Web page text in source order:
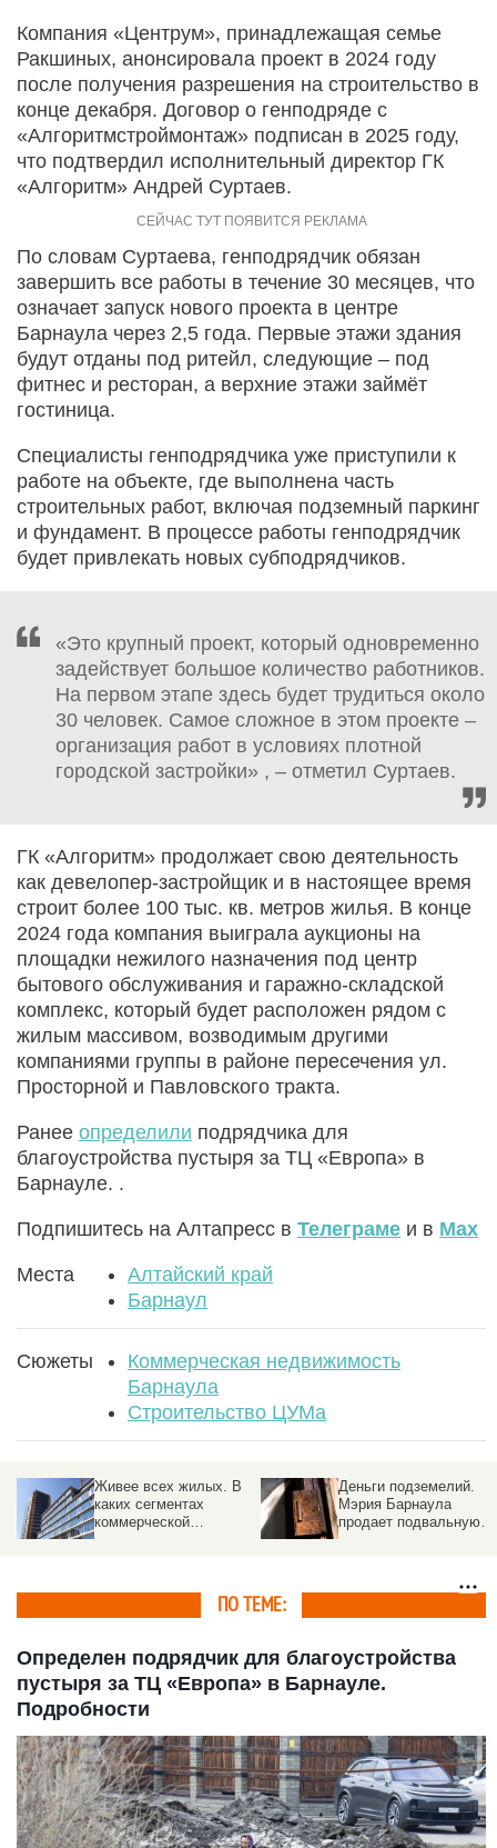
Компания «Центрум», принадлежащая семье
Ракшиных, анонсировала проект в 2024 году
после получения разрешения на строительство в
конце декабря. Договор о генподряде с
«Алгоритмстроймонтаж» подписан в 2025 году,
что подтвердил исполнительный директор ГК
«Алгоритм» Андрей Суртаев.
По словам Суртаева, генподрядчик обязан
завершить все работы в течение 30 месяцев, что
означает запуск нового проекта в центре
Барнаула через 2,5 года. Первые этажи здания
будут отданы под ритейл, следующие – под
фитнес и ресторан, а верхние этажи займёт
гостиница.
Специалисты генподрядчика уже приступили к
работе на объекте, где выполнена часть
строительных работ, включая подземный паркинг
и фундамент. В процессе работы генподрядчик
будет привлекать новых субподрядчиков.
«Это крупный проект, который одновременно
задействует большое количество работников.
На первом этапе здесь будет трудиться около
30 человек. Самое сложное в этом проекте –
организация работ в условиях плотной
городской застройки» , – отметил Суртаев.
ГК «Алгоритм» продолжает свою деятельность
как девелопер-застройщик и в настоящее время
строит более 100 тыс. кв. метров жилья. В конце
2024 года компания выиграла аукционы на
площадки нежилого назначения под центр
бытового обслуживания и гаражно-складской
комплекс, который будет расположен рядом с
жилым массивом, возводимым другими
компаниями группы в районе пересечения ул.
Просторной и Павловского тракта.
Ранее определили подрядчика для
благоустройства пустыря за ТЦ «Европа» в
Барнауле. .
Подпишитесь на Алтапресс в Телеграме и в Max
Места
Алтайский край
Барнаул
Сюжеты
Коммерческая недвижимость
Барнаула
Строительство ЦУМа
Живее всех жилых. В
каких сегментах
коммерческой
Деньги подземелий.
Мэрия Барнаула
продает подвальную
ПО ТЕМЕ:
Определен подрядчик для благоустройства
пустыря за ТЦ «Европа» в Барнауле.
Подробности